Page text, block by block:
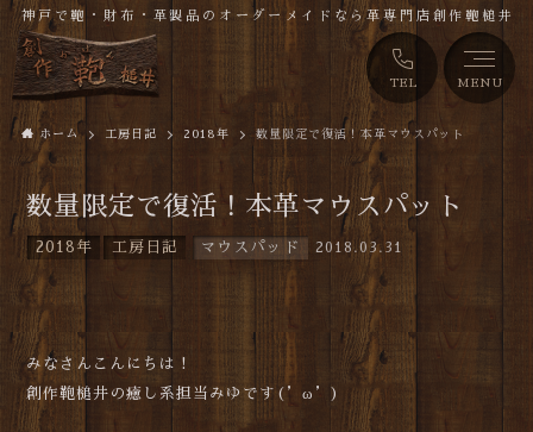
TEL MENU
神戸で鞄・財布・革製品のオーダーメイドなら革専門店創作鞄槌井
ホーム 工房日記 2018年 数量限定で復活！本革マウスパット
数量限定で復活！本革マウスパット
2018年 工房日記 マウスパッド 2018.03.31
みなさんこんにちは！
創作鞄槌井の癒し系担当みゆです( ’ω’ )